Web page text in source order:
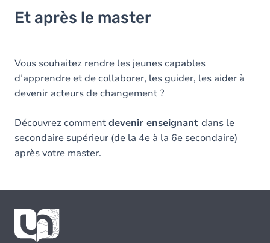
Et après le master
Vous souhaitez rendre les jeunes capables
d’apprendre et de collaborer, les guider, les aider à
devenir acteurs de changement ?
Découvrez commentdevenir enseignant dans le
secondaire supérieur (de la 4e à la 6e secondaire)
après votre master.